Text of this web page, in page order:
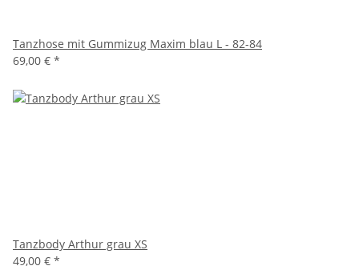
Tanzhose mit Gummizug Maxim blau L - 82-84
69,00 € *
Tanzbody Arthur grau XS
49,00 € *